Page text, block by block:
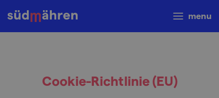
menu
Cookie-Richtlinie (EU)